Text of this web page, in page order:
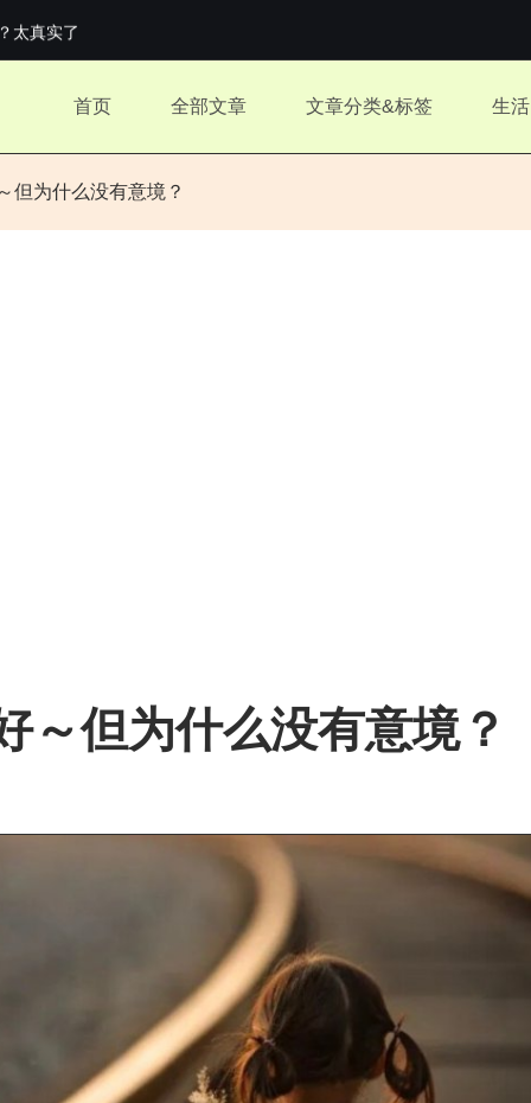
太真实了
上全满亚，德约...
太真实了首页 全部文章 文章分类&标签 生活
但为什么没有意境？
～但为什么没有意境？